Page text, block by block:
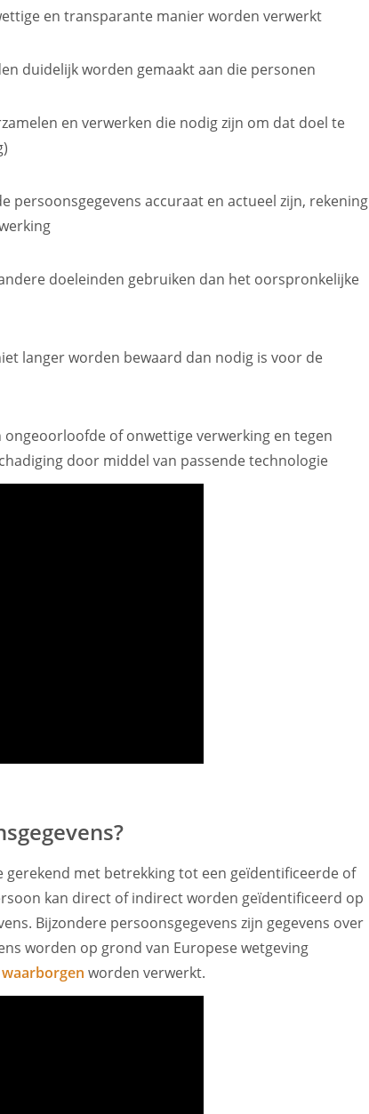
en transparante manier worden verwerkt
duidelijk worden gemaakt aan die personen
en verwerken die nodig zijn om dat doel te
persoonsgegevens accuraat en actueel zijn, rekening
doeleinden gebruiken dan het oorspronkelijke
langer worden bewaard dan nodig is voor de
of onwettige verwerking en tegen
door middel van passende technologie
met betrekking tot een geïdentificeerde of
kan direct of indirect worden geïdentificeerd op
Bijzondere persoonsgegevens zijn gegevens over
worden op grond van Europese wetgeving
worden verwerkt.